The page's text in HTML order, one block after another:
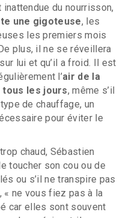
du nourrisson,
une gigoteuse, les
les premiers mois
plus, il ne se réveillera
lui et qu’il a froid. Il est
l’air de la
tous les jours, même s’il
de chauffage, un
pour éviter le
chaud, Sébastien
toucher son cou ou de
ou s’il ne transpire pas
« ne vous fiez pas à la
car elles sont souvent